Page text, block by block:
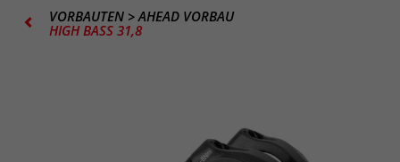
VORBAUTEN >AHEAD VORBAU
HIGH BASS 31,8